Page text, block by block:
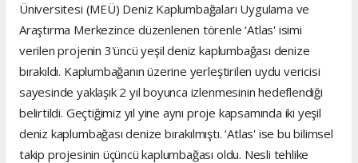
Üniversitesi (MEÜ) Deniz Kaplumbağaları Uygulama ve
Araştırma Merkezince düzenlenen törenle ‘Atlas' isimi
verilen projenin 3'üncü yeşil deniz kaplumbağası denize
bırakıldı. Kaplumbağanın üzerine yerleştirilen uydu vericisi
sayesinde yaklaşık 2 yıl boyunca izlenmesinin hedeflendiği
belirtildi. Geçtiğimiz yıl yine aynı proje kapsamında iki yeşil
deniz kaplumbağası denize bırakılmıştı. ‘Atlas' ise bu bilimsel
takip projesinin üçüncü kaplumbağası oldu. Nesli tehlike